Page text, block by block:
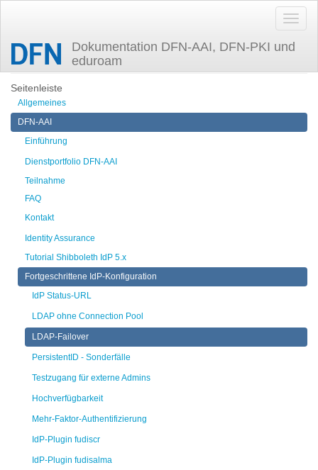
Dokumentation DFN-AAI, DFN-PKI und
eduroam
Zuletzt angesehen config-ldap-failover
Seitenleiste
Allgemeines
DFN-AAI
Einführung
Dienstportfolio DFN-AAI
Teilnahme
FAQ
Kontakt
Identity Assurance
Tutorial Shibboleth IdP 5.x
Fortgeschrittene IdP-Konfiguration
IdP Status-URL
LDAP ohne Connection Pool
LDAP-Failover
PersistentID - Sonderfälle
Testzugang für externe Admins
Hochverfügbarkeit
Mehr-Faktor-Authentifizierung
IdP-Plugin fudiscr
IdP-Plugin fudisalma